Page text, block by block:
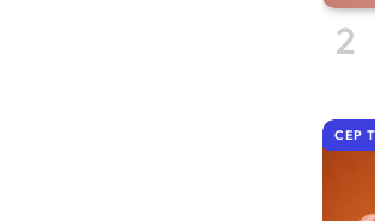
CEP